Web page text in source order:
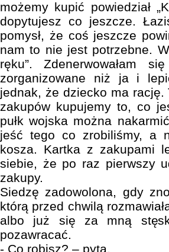
możemy kupić powiedział
dopytujesz co jeszcze.
pomysł, że coś jeszcze
nam to nie jest potrzebne.
ręku”. Zdenerwowałam
zorganizowane niż ja i
jednak, że dziecko ma
zakupów kupujemy to, co
pułk wojska można
jeść tego co zrobiliśmy, a
kosza. Kartka z zakupami
siebie, że po raz pierwszy
zakupy.
Siedzę zadowolona, gdy
którą przed chwilą
albo już się za mną
pozawracać.
- Co robisz? – pyta.